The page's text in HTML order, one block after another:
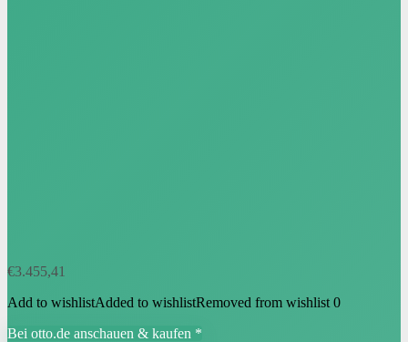
€3.455,41
Add to wishlistAdded to wishlistRemoved from wishlist 0
Bei otto.de anschauen & kaufen *